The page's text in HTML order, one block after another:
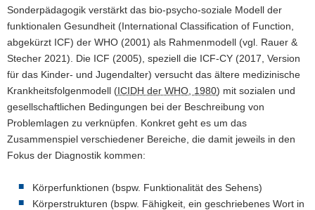
Sonderpädagogik verstärkt das bio-psycho-soziale Modell der
funktionalen Gesundheit (International Classification of Function
abgekürzt ICF) der WHO (2001) als Rahmenmodell (vgl. Rauer &
Stecher 2021). Die ICF (2005), speziell die ICF-CY (2017, Version
für das Kinder- und Jugendalter) versucht das ältere medizinische
Krankheitsfolgenmodell (ICIDH der WHO, 1980) mit sozialen und
gesellschaftlichen Bedingungen bei der Beschreibung von
Problemlagen zu verknüpfen. Konkret geht es um das
Zusammenspiel verschiedener Bereiche, die damit jeweils in den
Fokus der Diagnostik kommen:
Körperfunktionen (bspw. Funktionalität des Sehens)
Körperstrukturen (bspw. Fähigkeit, ein geschriebenes Wort in